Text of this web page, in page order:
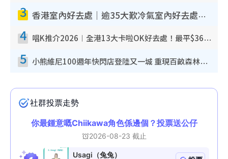
3 香港室內好去處｜逾35大歎冷氣室內好去處推介 室內活動免費避雨無懼落雨
4 唱K推介2026︱全港13大卡啦OK好去處！最平$36起 日文K都有！(附地址+收費詳情)
5 小熊維尼100週年快閃店登陸又一城 重現百畝森林經典場景／獨家限定盲盒登場／專屬DIY香水